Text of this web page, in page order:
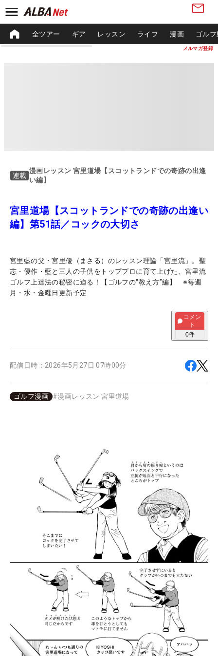
メルマガ登録
全ツアー ギア レッスン ライフ 漫画 ゴル
連載
漫画レッスン 宮里道場【スコットランドでの奇跡の出逢
い編】
宮里道場【スコットランドでの奇跡の出逢い
編】第51話／コックの大切さ
宮里藍の父・宮里優（まさる）のレッスン理論「宮里流」。聖
志・優作・藍と三人の子供をトッププロに育て上げた、宮里流
ゴルフ上達法の秘密に迫る！【ゴルフの“教え方”編】 ※毎週
月・水・金曜日更新予定
コメン
ト
0件
配信日時： 2026年5月27日 07時00分
ゴルフ漫画 #漫画レッスン 宮里道場